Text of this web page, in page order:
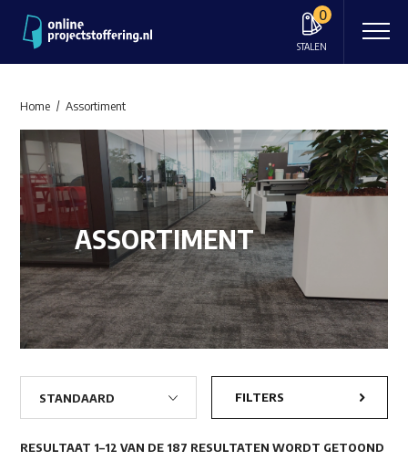
0
STALEN
ASSORTIMENT
RESULTAAT 1–12 VAN DE 187 RESULTATEN WORDT GETOOND
FILTERS
Home Assortiment